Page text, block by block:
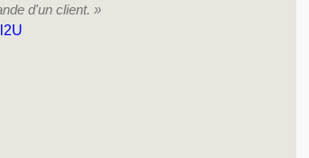
d'un client. »